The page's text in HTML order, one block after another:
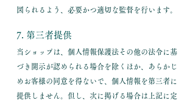
図られるよう、必要かつ適切な監督を行います。
7. 第三者提供
当ショップは、個人情報保護法その他の法令に基
づき開示が認められる場合を除くほか、あらかじ
めお客様の同意を得ないで、個人情報を第三者に
提供しません。但し、次に掲げる場合は上記に定